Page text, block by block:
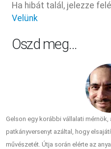
Ha hibát talál, jelezze
Velünk
Oszd meg…
Gelson egy korábbi vállalati
patkányversenyt azáltal, hogy
művészetét. Útja során elérte az